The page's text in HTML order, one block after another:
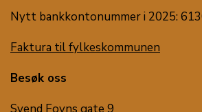
Nytt bankkontonummer i 2025:
Faktura til fylkeskommunen
Besøk oss
Svend Foyns gate 9